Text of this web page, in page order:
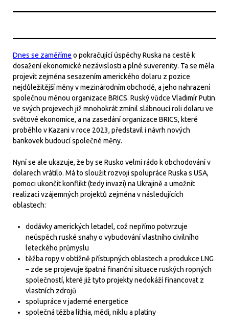
Dnes se zaměříme o pokračující úspěchy Ruska na cestě k
dosažení ekonomické nezávislosti a plné suverenity. Ta se měla
projevit zejména sesazením amerického dolaru z pozice
nejdůležitější měny v mezinárodním obchodě, a jeho nahrazení
společnou měnou organizace BRICS. Ruský vůdce Vladimír Putin
ve svých projevech již mnohokrát zmínil slábnoucí roli dolaru ve
světové ekonomice, a na zasedání organizace BRICS, které
proběhlo v Kazani v roce 2023, představil i návrh nových
bankovek budoucí společné měny.
Nyní se ale ukazuje, že by se Rusko velmi rádo k obchodování v
dolarech vrátilo. Má to sloužit rozvoji spolupráce Ruska s USA,
pomoci ukončit konflikt (tedy invazi) na Ukrajině a umožnit
realizaci vzájemných projektů zejména v následujících
oblastech:
dodávky amerických letadel, což nepřímo potvrzuje
neúspěch ruské snahy o vybudování vlastního civilního
leteckého průmyslu
těžba ropy v obtížně přístupných oblastech a produkce LNG
– zde se projevuje špatná finanční situace ruských ropných
společností, které již tyto projekty nedokáží financovat z
vlastních zdrojů
spolupráce v jaderné energetice
společná těžba lithia, mědi, niklu a platiny